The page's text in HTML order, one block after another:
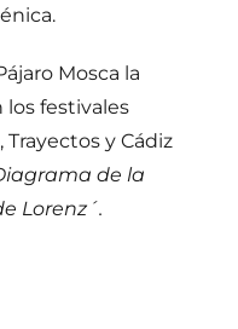
Mosca la
los festivales
Trayectos y Cádiz
de la
Lorenz´.